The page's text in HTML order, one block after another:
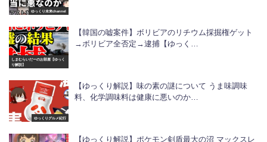
ゆっくり未来channel
しまむらいだーのお部屋【ゆっく
り解説】
【韓国の嘘案件】ボリビアのリチウム採掘権ゲット
→ボリビア全否定→逮捕【ゆっく…
ゆっくりグルメ紀行
【ゆっくり解説】味の素の謎について うま味調味
料、化学調味料は健康に悪いのか…
【ゆっくり解説】ポケモン剣盾最大の沼 マックスレ